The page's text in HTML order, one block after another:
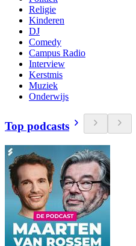
Religie
Kinderen
DJ
Comedy
Campus Radio
Interview
Kerstmis
Muziek
Onderwijs
Top podcasts